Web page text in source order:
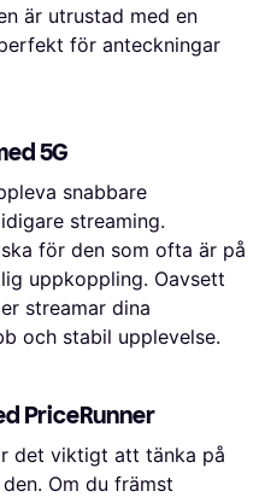
är utrustad med en
för anteckningar
5G
snabbare
streaming.
för den som ofta är på
uppkoppling. Oavsett
streamar dina
och stabil upplevelse.
PriceRunner
det viktigt att tänka på
Om du främst